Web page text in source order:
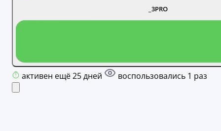
_3PRO
активен ещё 25 дней воспользовались 1 раз